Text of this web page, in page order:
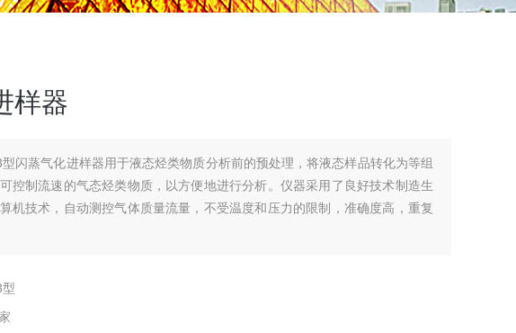
样器
闪蒸气化进样器用于液态烃类物质分析前的预处理，将液态样品转化为等组
控制流速的气态烃类物质，以方便地进行分析。仪器采用了良好技术制造生
机技术，自动测控气体质量流量，不受温度和压力的限制，准确度高，重复